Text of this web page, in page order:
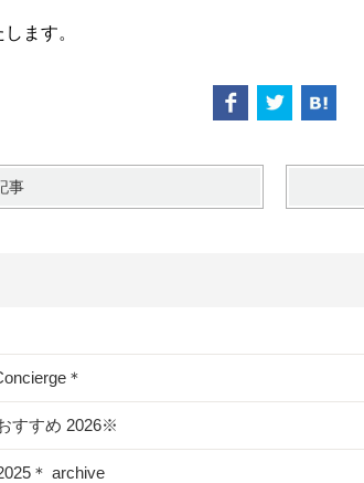
ます。
事
＊
すすめ 2026※
＊ archive